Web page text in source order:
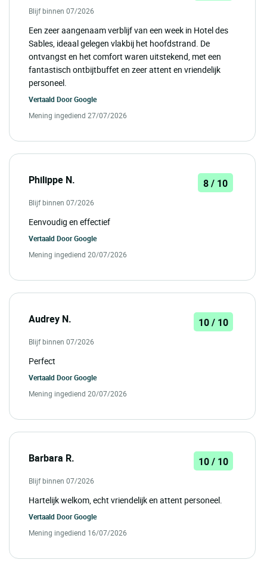
Blijf binnen 07/2026
Een zeer aangenaam verblijf van een week in Hotel des
Sables, ideaal gelegen vlakbij het hoofdstrand. De
ontvangst en het comfort waren uitstekend, met een
fantastisch ontbijtbuffet en zeer attent en vriendelijk
personeel.
Vertaald DoorGoogle
Mening ingediend 27/07/2026
Philippe N. 8 / 10
Blijf binnen 07/2026
Eenvoudig en effectief
Vertaald DoorGoogle
Mening ingediend 20/07/2026
Audrey N. 10 / 10
Blijf binnen 07/2026
Perfect
Vertaald DoorGoogle
Mening ingediend 20/07/2026
Barbara R. 10 / 10
Blijf binnen 07/2026
Hartelijk welkom, echt vriendelijk en attent personeel.
Vertaald DoorGoogle
Mening ingediend 16/07/2026